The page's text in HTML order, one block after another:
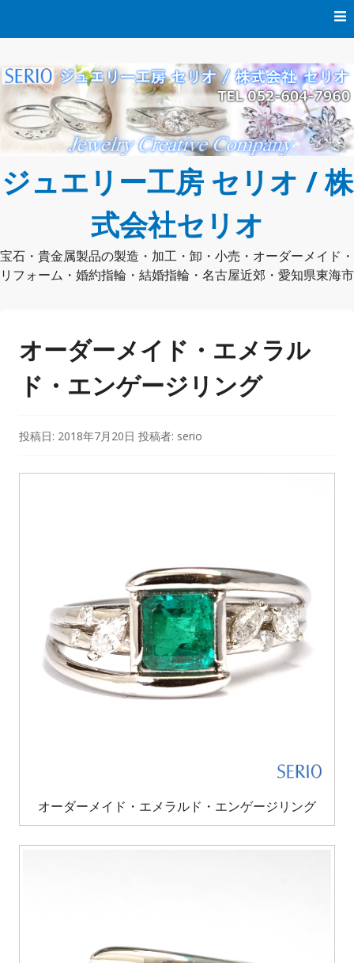
ン
ツ
へ
ス
キ
ジュエリー工房 セリオ / 株
式会社セリオ
宝石・貴金属製品の製造・加工・卸・小売・オーダーメイド・
リフォーム・婚約指輪・結婚指輪・名古屋近郊・愛知県東海市
オーダーメイド・エメラル
ド・エンゲージリング
投稿日: 2018年7月20日 投稿者: serio
オーダーメイド・エメラルド・エンゲージリング